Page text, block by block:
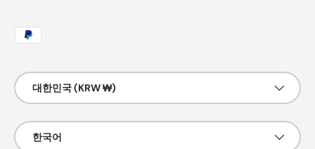
허용되는 결제 방법
국가/지역
대한민국 (KRW ₩)
언어
한국어